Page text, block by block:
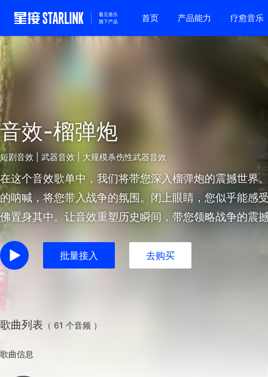
首页 产品能力 疗愈音乐
音效-榴弹炮
短剧音效 | 武器音效 | 大规模杀伤性武器音效
在这个音效歌单中，我们将带您深入榴弹炮的震撼世界
的呐喊，将您带入战争的氛围。闭上眼睛，您似乎能感
佛置身其中。让音效重塑历史瞬间，带您领略战争的震
批量接入 去购买
歌曲列表 （ 61 个音频 ）
歌曲信息